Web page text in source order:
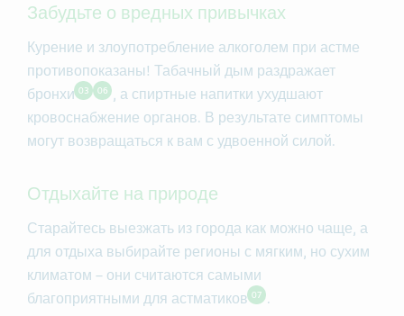
Забудьте о вредных привычках
Курение и злоупотребление алкоголем при астме
противопоказаны! Табачный дым раздражает
бронхи 03 06
, а спиртные напитки ухудшают
кровоснабжение органов. В результате симптомы
могут возвращаться к вам с удвоенной силой.
Отдыхайте на природе
Старайтесь выезжать из города как можно чаще, а
для отдыха выбирайте регионы с мягким, но сухим
климатом – они считаются самыми
благоприятными для астматиков 07 .